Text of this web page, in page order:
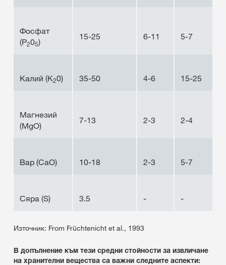
Фосфат
(P205)
15-25 6-11 5-7
Калий (K20) 35-50 4-6 15-25
Магнезий
(MgO)
7-13 2-3 2-4
Вар (CaO) 10-18 2-3 5-7
Сяра (S) 3.5 - -
Източник: From Früchtenicht et al., 1993
В допълнение към тези средни стойности за извличане
на хранителни вещества са важни следните аспекти: